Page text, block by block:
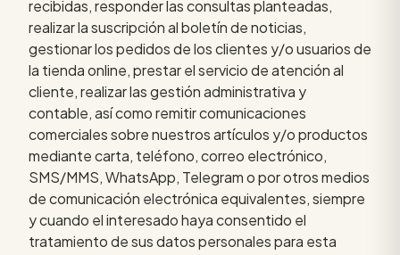
recibidas, responder las consultas planteadas,
realizar la suscripción al boletín de noticias,
gestionar los pedidos de los clientes y/o usuarios de
la tienda online, prestar el servicio de atención al
cliente, realizar las gestión administrativa y
contable, así como remitir comunicaciones
comerciales sobre nuestros artículos y/o productos
mediante carta, teléfono, correo electrónico,
SMS/MMS, WhatsApp, Telegram o por otros medios
de comunicación electrónica equivalentes, siempre
y cuando el interesado haya consentido el
tratamiento de sus datos personales para esta